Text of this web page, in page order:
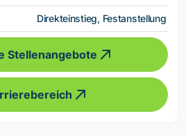
Direkteinstieg, Festanstellung
Stellenangebote